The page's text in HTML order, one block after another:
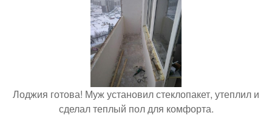
Лоджия готова! Муж установил стеклопакет, утеплил и
сделал теплый пол для комфорта.